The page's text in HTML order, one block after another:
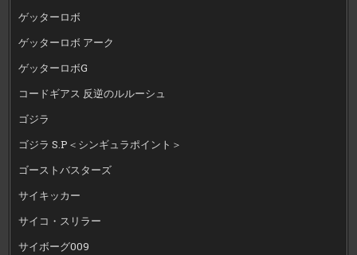
ゲッターロボ
ゲッターロボ アーク
ゲッターロボG
コードギアス 反逆のルルーシュ
ゴジラ
ゴジラ S.P＜シンギュラポイント＞
ゴーストバスターズ
サイキッカー
サイコ・スリラー
サイボーグ009